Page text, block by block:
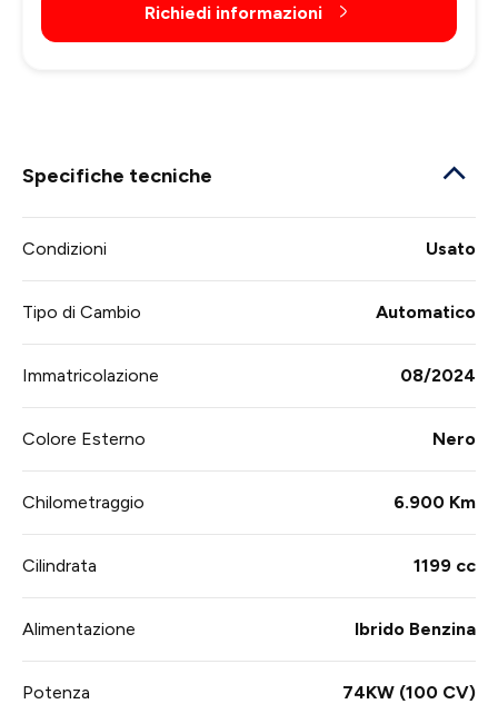
Richiedi informazioni
Specifiche tecniche
Condizioni Usato
Tipo di Cambio Automatico
Immatricolazione 08/2024
Colore Esterno Nero
Chilometraggio 6.900 Km
Cilindrata 1199 cc
Alimentazione Ibrido Benzina
Potenza 74KW (100 CV)